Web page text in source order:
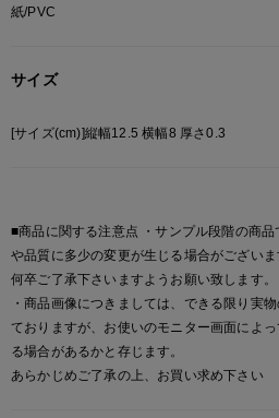
紙/PVC
サイズ
[サイズ(cm)]縦幅12.5 横幅8 厚さ0.3
■商品に関する注意点 ・サンプル段階の商
や品質に多少の変更が生じる場合がござい
何卒ご了承下さいますようお願い致します。
・商品画像につきましては、できる限り実
ておりますが、お使いのモニター画面によ
る場合があるかと存じます。
あらかじめご了承の上、お買い求め下さい